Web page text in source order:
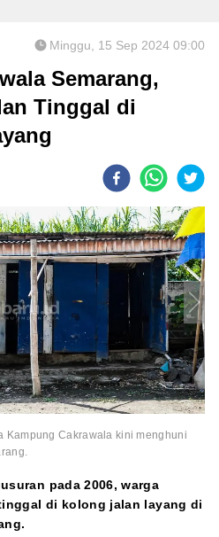
Minggu, 15 Sep 2024 09:00
Semarang,
Tinggal di
Kampung Cakrawala kini menghuni
pada 2006, warga
di kolong jalan layang di